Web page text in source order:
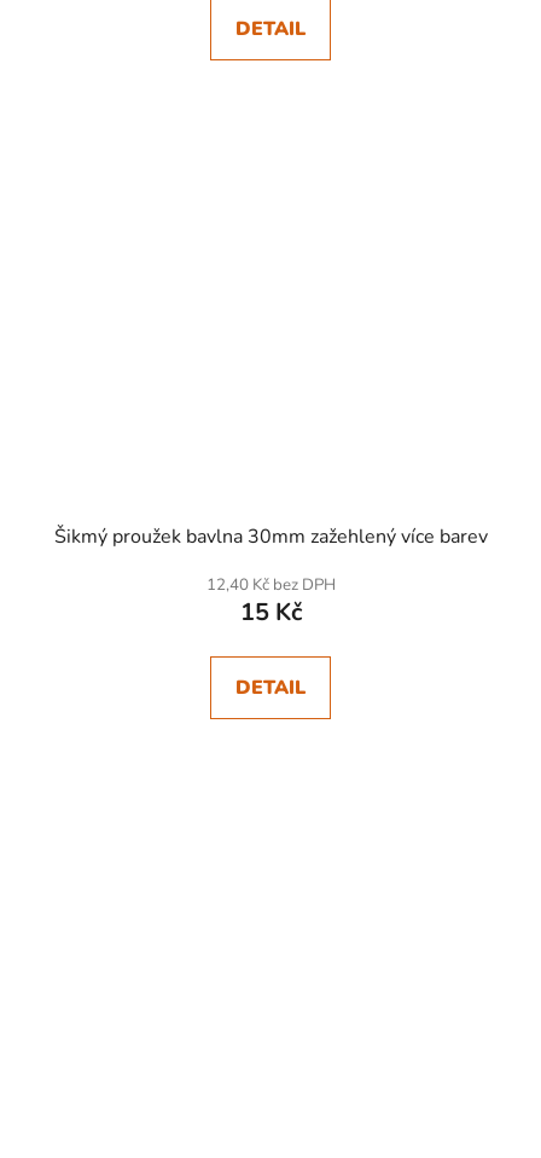
DETAIL
Šikmý proužek bavlna 30mm zažehlený více barev
12,40 Kč bez DPH
15 Kč
DETAIL